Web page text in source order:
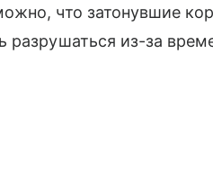
что затонувшие
разрушаться из-за